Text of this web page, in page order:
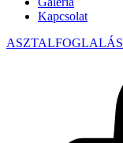
Kapcsolat
ASZTALFOGLALÁS